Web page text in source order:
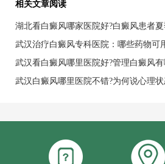
相关文章阅读
湖北看白癜风哪家医院好?白癜风患者
武汉治疗白癜风专科医院：哪些药物可
武汉看白癜风哪里医院好?管理白癜风
武汉白癜风哪里医院不错?为何说心理状